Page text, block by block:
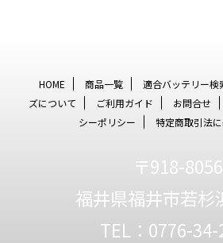
HOME 商品一覧 適合バッテリー検
ズについて
ご利用ガイド お問合せ
シーポリシー
特定商取引法
〒918-8056
福井県福井市若杉
TEL：0776-34-